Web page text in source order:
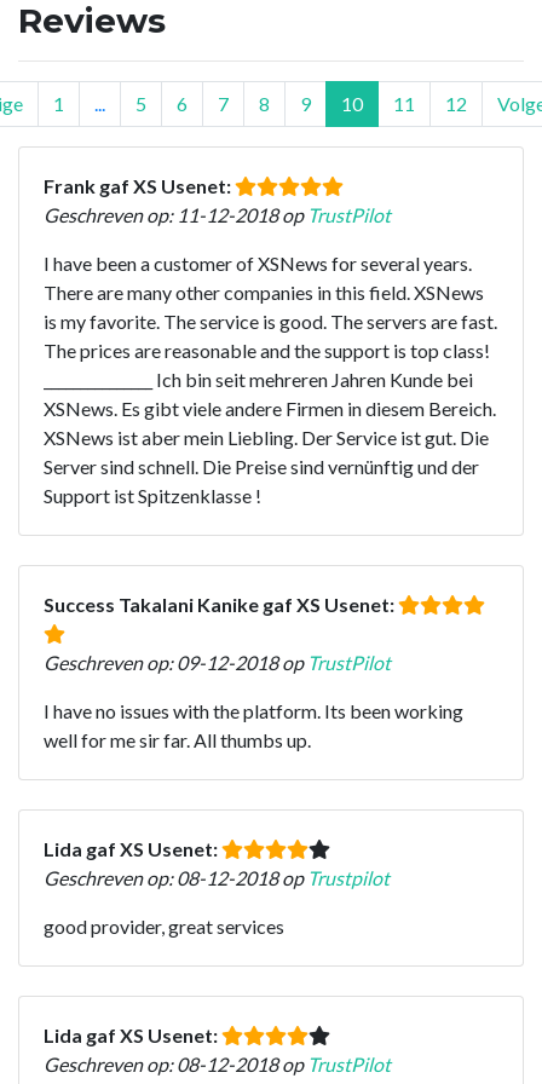
Reviews
1 5 6 7 8 9 10 11 12
Frank gaf XS Usenet:
Geschreven op: 11-12-2018 op TrustPilot
I have been a customer of XSNews for several years.
There are many other companies in this field. XSNews
is my favorite. The service is good. The servers are fast.
The prices are reasonable and the support is top class!
_______________ Ich bin seit mehreren Jahren Kunde bei
XSNews. Es gibt viele andere Firmen in diesem Bereich.
XSNews ist aber mein Liebling. Der Service ist gut. Die
Server sind schnell. Die Preise sind vernünftig und der
Support ist Spitzenklasse !
Success Takalani Kanike gaf XS Usenet:
Geschreven op: 09-12-2018 op TrustPilot
I have no issues with the platform. Its been working
well for me sir far. All thumbs up.
Lida gaf XS Usenet:
Geschreven op: 08-12-2018 op Trustpilot
good provider, great services
Lida gaf XS Usenet:
Geschreven op: 08-12-2018 op TrustPilot